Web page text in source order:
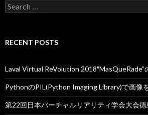
S
e
c
o
r
:
RECENT POSTS
Laval Virtual ReVolution 2018″MasQueRade”
PythonのPIL(Python Imaging Library)で画像
第22回日本バーチャルリアリティ学会大会徳